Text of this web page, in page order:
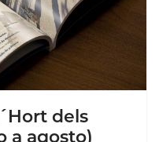
dels
a agosto)